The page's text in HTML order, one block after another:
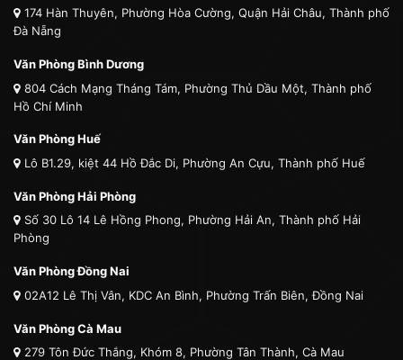
174 Hàn Thuyên, Phường Hòa Cường, Quận Hải Châu, Thành phố
Đà Nẵng
Văn Phòng Bình Dương
804 Cách Mạng Tháng Tám, Phường Thủ Dầu Một, Thành phố
Hồ Chí Minh
Văn Phòng Huế
Lô B1.29, kiệt 44 Hồ Đắc Di, Phường An Cựu, Thành phố Huế
Văn Phòng Hải Phòng
Số 30 Lô 14 Lê Hồng Phong, Phường Hải An, Thành phố Hải
Phòng
Văn Phòng Đồng Nai
02A12 Lê Thị Vân, KDC An Bình, Phường Trấn Biên, Đồng Nai
Văn Phòng Cà Mau
279 Tôn Đức Thắng, Khóm 8, Phường Tân Thành, Cà Mau